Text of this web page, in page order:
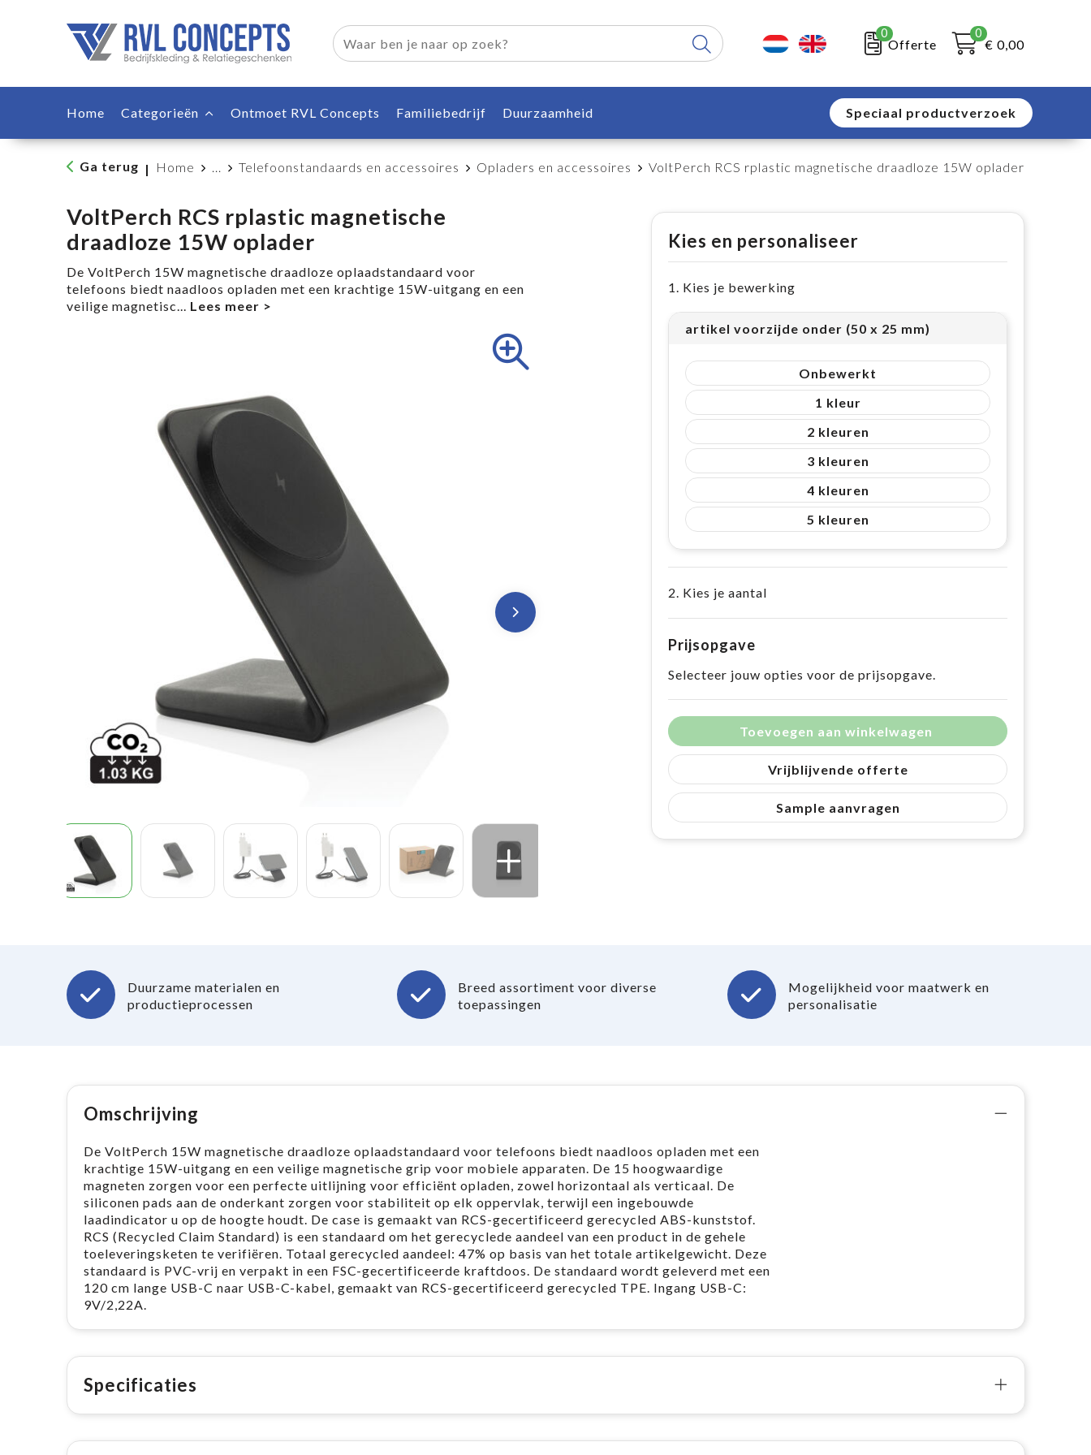
0
Offerte
0
€ 0,00
Home Categorieën Ontmoet RVL Concepts Familiebedrijf Duurzaamheid Speciaal productverzoek
Ga terug | Home ... Telefoonstandaards en accessoires Opladers en accessoires VoltPerch RCS rplastic magnetische draadloze 15W oplader
VoltPerch RCS rplastic magnetische
draadloze 15W oplader
De VoltPerch 15W magnetische draadloze oplaadstandaard voor
telefoons biedt naadloos opladen met een krachtige 15W-uitgang en een
veilige magnetisc...
Kies en personaliseer
1. Kies je bewerking
artikel voorzijde onder (50 x 25 mm)
Onbewerkt
1
2
3
4
5
2. Kies je aantal
Prijsopgave
Selecteer jouw opties voor de prijsopgave.
Toevoegen aan winkelwagen
Vrijblijvende offerte
Sample aanvragen
Duurzame materialen en
productieprocessen
Breed assortiment voor diverse
toepassingen
Mogelijkheid voor maatwerk en
personalisatie
Omschrijving
De VoltPerch 15W magnetische draadloze oplaadstandaard voor telefoons biedt naadloos opladen met een
krachtige 15W-uitgang en een veilige magnetische grip voor mobiele apparaten. De 15 hoogwaardige
magneten zorgen voor een perfecte uitlijning voor efficiënt opladen, zowel horizontaal als verticaal. De
siliconen pads aan de onderkant zorgen voor stabiliteit op elk oppervlak, terwijl een ingebouwde
laadindicator u op de hoogte houdt. De case is gemaakt van RCS-gecertificeerd gerecycled ABS-kunststof.
RCS (Recycled Claim Standard) is een standaard om het gerecyclede aandeel van een product in de gehele
toeleveringsketen te verifiëren. Totaal gerecycled aandeel: 47% op basis van het totale artikelgewicht. Deze
standaard is PVC-vrij en verpakt in een FSC-gecertificeerde kraftdoos. De standaard wordt geleverd met een
120 cm lange USB-C naar USB-C-kabel, gemaakt van RCS-gecertificeerd gerecycled TPE. Ingang USB-C:
9V/2,22A.
Specificaties